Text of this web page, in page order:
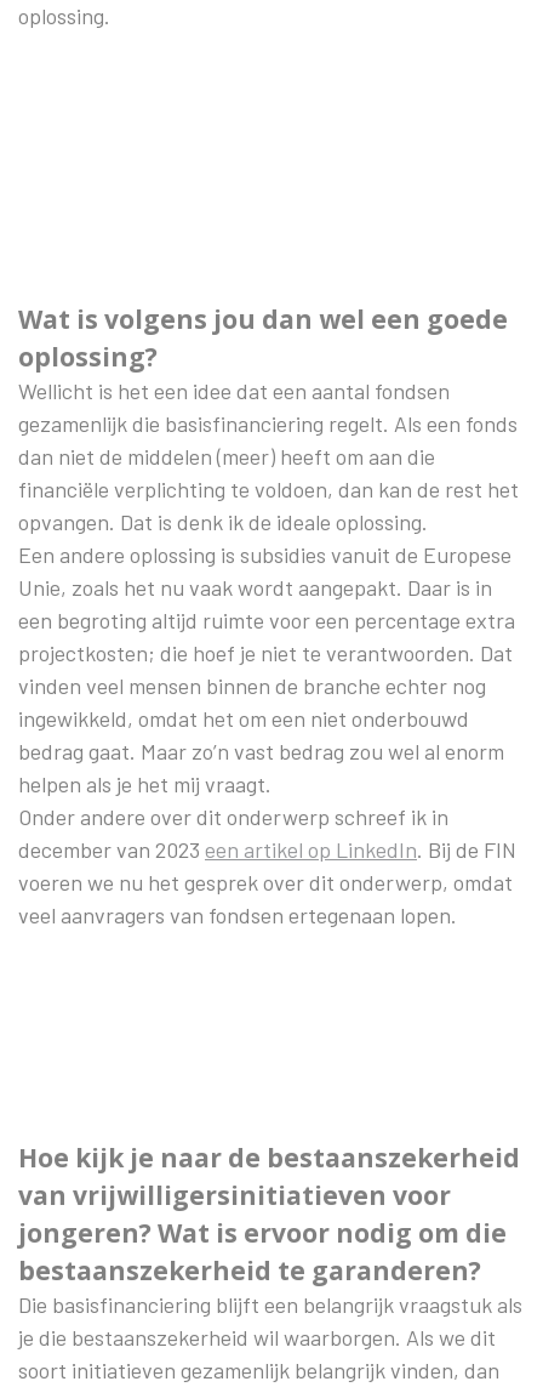
oplossing.
Wat is volgens jou dan wel een goede
oplossing?
Wellicht is het een idee dat een aantal fondsen
gezamenlijk die basisfinanciering regelt. Als een fonds
dan niet de middelen (meer) heeft om aan die
financiële verplichting te voldoen, dan kan de rest het
opvangen. Dat is denk ik de ideale oplossing.
Een andere oplossing is subsidies vanuit de Europese
Unie, zoals het nu vaak wordt aangepakt. Daar is in
een begroting altijd ruimte voor een percentage extra
projectkosten; die hoef je niet te verantwoorden. Dat
vinden veel mensen binnen de branche echter nog
ingewikkeld, omdat het om een niet onderbouwd
bedrag gaat. Maar zo’n vast bedrag zou wel al enorm
helpen als je het mij vraagt.
Onder andere over dit onderwerp schreef ik in
december van 2023 een artikel op LinkedIn. Bij de FIN
voeren we nu het gesprek over dit onderwerp, omdat
veel aanvragers van fondsen ertegenaan lopen.
Hoe kijk je naar de bestaanszekerheid
van vrijwilligersinitiatieven voor
jongeren? Wat is ervoor nodig om die
bestaanszekerheid te garanderen?
Die basisfinanciering blijft een belangrijk vraagstuk als
je die bestaanszekerheid wil waarborgen. Als we dit
soort initiatieven gezamenlijk belangrijk vinden, dan